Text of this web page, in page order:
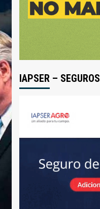
IAPSER – SEGUROS